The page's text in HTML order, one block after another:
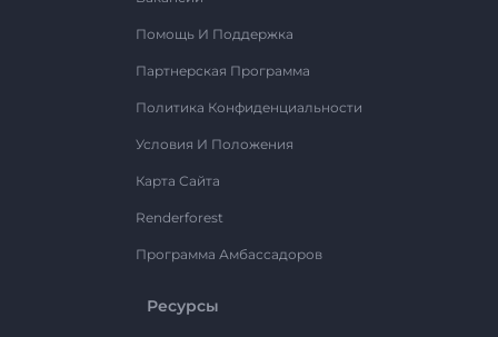
Помощь И Поддержка
Партнерская Программа
Политика Конфиденциальности
Условия И Положения
Карта Сайта
Renderforest
Программа Амбассадоров
Ресурсы